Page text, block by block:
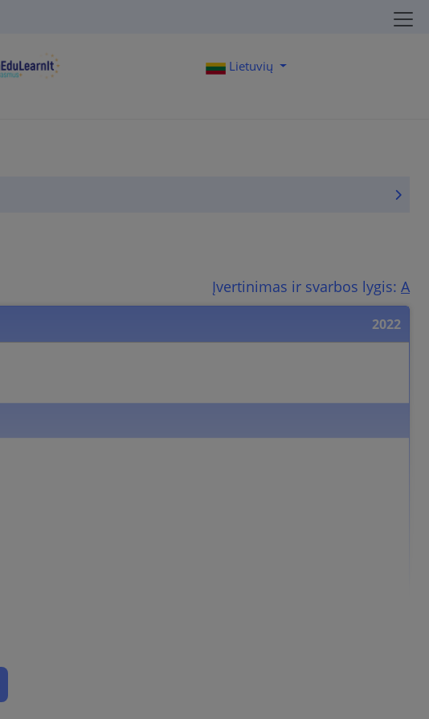
Lietuvių
Įvertinimas ir svarbos lygis: A
2022